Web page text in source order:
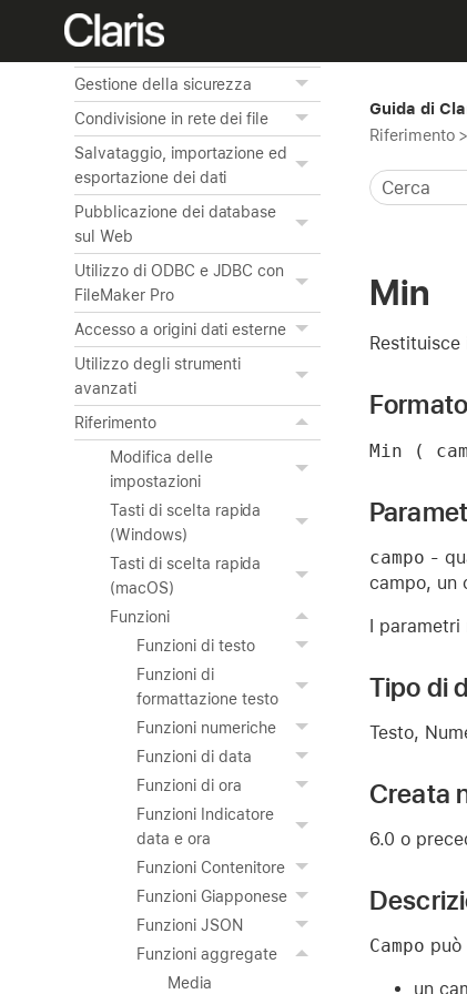
Automatizzazione delle
attività con gli script
Gestione della sicurezza
Condivisione in rete dei file
Salvataggio, importazione ed
esportazione dei dati
Pubblicazione dei database
sul Web
Utilizzo di ODBC e JDBC con
FileMaker Pro
Accesso a origini dati esterne
Utilizzo degli strumenti
avanzati
Riferimento
Modifica delle
impostazioni
Tasti di scelta rapida
(Windows)
Tasti di scelta rapida
(macOS)
Funzioni
Funzioni di testo
Funzioni di
formattazione testo
Funzioni numeriche
Funzioni di data
Funzioni di ora
Funzioni Indicatore
data e ora
Funzioni Contenitore
Funzioni Giapponese
Funzioni JSON
Funzioni aggregate
Media
Guida di
Riferimento >
Min
Formato
Min (
campo -
campo, un
I parametri
Tipo di
Testo,
Creata
6.0 o
Campo può
un